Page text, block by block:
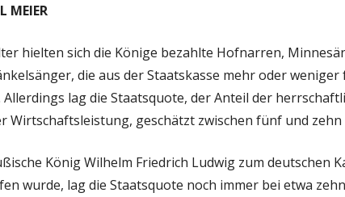
MEIER
hielten sich die Könige bezahlte Hofnarren,
die aus der Staatskasse mehr oder
lag die Staatsquote, der Anteil der
Wirtschaftsleistung, geschätzt zwischen fünf und zehn
König Wilhelm Friedrich Ludwig zum deutschen
wurde, lag die Staatsquote noch immer bei etwa